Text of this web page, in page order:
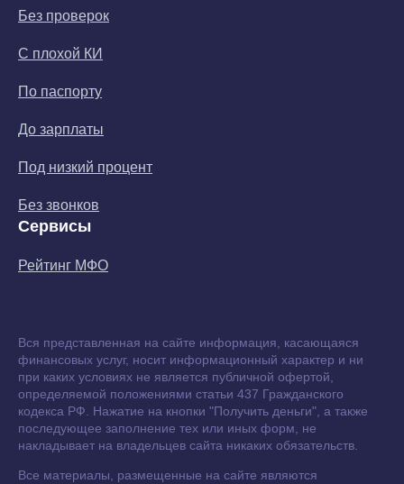
Без проверок
С плохой КИ
По паспорту
До зарплаты
Под низкий процент
Без звонков
Сервисы
Рейтинг МФО
Вся представленная на сайте информация, касающаяся
финансовых услуг, носит информационный характер и ни
при каких условиях не является публичной офертой,
определяемой положениями статьи 437 Гражданского
кодекса РФ. Нажатие на кнопки "Получить деньги", а также
последующее заполнение тех или иных форм, не
накладывает на владельцев сайта никаких обязательств.
Все материалы, размещенные на сайте являются